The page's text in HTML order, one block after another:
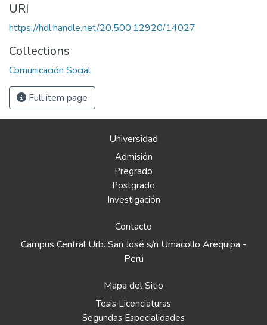
URI
https://hdl.handle.net/20.500.12920/14027
Collections
Comunicación Social
Full item page
Universidad
Admisión
Pregrado
Postgrado
Investigación
Contacto
Campus Central Urb. San José s/n Umacollo Arequipa -
Perú
Mapa del Sitio
Tesis Licenciaturas
Segundas Especialidades